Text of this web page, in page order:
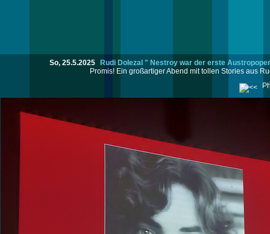
So, 25.5.2025
Rudi Dolezal " Nestroy war der erste
Promis! Ein großartiger Abend mit tollen Stories aus